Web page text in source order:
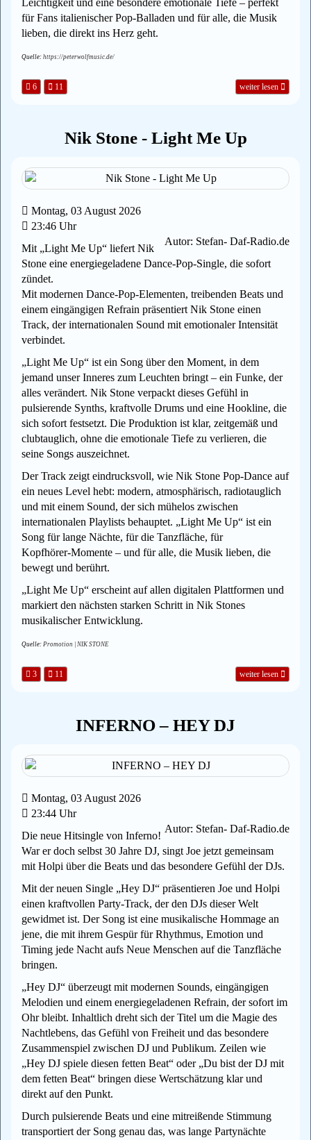
für Fans italienischer Pop‑Balladen und für alle, die Musik
lieben, die direkt ins Herz geht.
Quelle: https://peterwolfmusic.de/
6 11 weiter lesen
Nik Stone - Light Me Up
Montag, 03 August 2026
23:46 Uhr
Autor: Stefan- Daf-Radio.de
Mit „Light Me Up“ liefert Nik
Stone eine energiegeladene Dance‑Pop‑Single, die sofort
zündet.
Mit modernen Dance‑Pop‑Elementen, treibenden Beats und
einem eingängigen Refrain präsentiert Nik Stone einen
Track, der internationalen Sound mit emotionaler Intensität
verbindet.
„Light Me Up“ ist ein Song über den Moment, in dem
jemand unser Inneres zum Leuchten bringt – ein Funke, der
alles verändert. Nik Stone verpackt dieses Gefühl in
pulsierende Synths, kraftvolle Drums und eine Hookline, die
sich sofort festsetzt. Die Produktion ist klar, zeitgemäß und
clubtauglich, ohne die emotionale Tiefe zu verlieren, die
seine Songs auszeichnet.
Der Track zeigt eindrucksvoll, wie Nik Stone Pop‑Dance auf
ein neues Level hebt: modern, atmosphärisch, radiotauglich
und mit einem Sound, der sich mühelos zwischen
internationalen Playlists behauptet. „Light Me Up“ ist ein
Song für lange Nächte, für die Tanzfläche, für
Kopfhörer‑Momente – und für alle, die Musik lieben, die
bewegt und berührt.
„Light Me Up“ erscheint auf allen digitalen Plattformen und
markiert den nächsten starken Schritt in Nik Stones
musikalischer Entwicklung.
Quelle: Promotion | NIK STONE
3 11 weiter lesen
INFERNO – HEY DJ
Montag, 03 August 2026
23:44 Uhr
Autor: Stefan- Daf-Radio.de
Die neue Hitsingle von Inferno!
War er doch selbst 30 Jahre DJ, singt Joe jetzt gemeinsam
mit Holpi über die Beats und das besondere Gefühl der DJs.
Mit der neuen Single „Hey DJ“ präsentieren Joe und Holpi
einen kraftvollen Party-Track, der den DJs dieser Welt
gewidmet ist. Der Song ist eine musikalische Hommage an
jene, die mit ihrem Gespür für Rhythmus, Emotion und
Timing jede Nacht aufs Neue Menschen auf die Tanzfläche
bringen.
„Hey DJ“ überzeugt mit modernen Sounds, eingängigen
Melodien und einem energiegeladenen Refrain, der sofort im
Ohr bleibt. Inhaltlich dreht sich der Titel um die Magie des
Nachtlebens, das Gefühl von Freiheit und das besondere
Zusammenspiel zwischen DJ und Publikum. Zeilen wie
„Hey DJ spiele diesen fetten Beat“ oder „Du bist der DJ mit
dem fetten Beat“ bringen diese Wertschätzung klar und
direkt auf den Punkt.
Durch pulsierende Beats und eine mitreißende Stimmung
transportiert der Song genau das, was lange Partynächte